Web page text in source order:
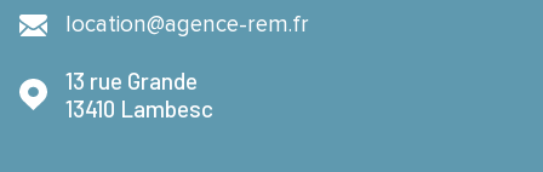
location@agence-rem.fr
13 rue Grande
13410
Lambesc